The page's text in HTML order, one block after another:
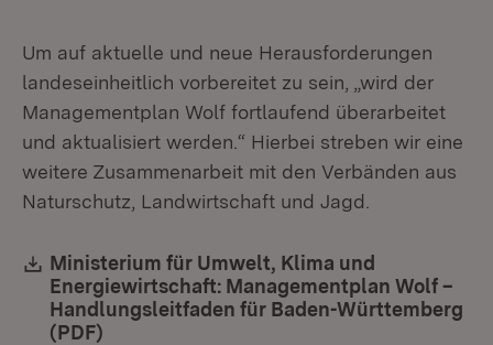
Um auf aktuelle und neue Herausforderungen
landeseinheitlich vorbereitet zu sein, „wird der
Managementplan Wolf fortlaufend überarbeitet
und aktualisiert werden.“ Hierbei streben wir eine
weitere Zusammenarbeit mit den Verbänden aus
Naturschutz, Landwirtschaft und Jagd.
Download:
Ministerium für Umwelt, Klima und
Energiewirtschaft: Managementplan Wolf –
Handlungsleitfaden für Baden-Württemberg
(PDF)